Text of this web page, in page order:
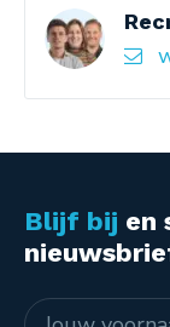
Blijf bij en
Naam